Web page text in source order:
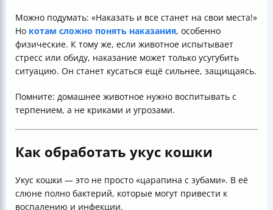
Можно подумать: «Наказать и все станет на свои места!»
Но котам сложно понять наказания, особенно
физические. К тому же, если животное испытывает
стресс или обиду, наказание может только усугубить
ситуацию. Он станет кусаться ещё сильнее, защищаясь.
Помните: домашнее животное нужно воспитывать с
терпением, а не криками и угрозами.
Как обработать укус кошки
Укус кошки — это не просто «царапина с зубами». В её
слюне полно бактерий, которые могут привести к
воспалению и инфекции.